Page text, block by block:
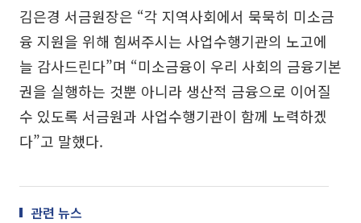
김은경 서금원장은 “각 지역사회에서 묵묵히 미소금
융 지원을 위해 힘써주시는 사업수행기관의 노고에
늘 감사드린다”며 “미소금융이 우리 사회의 금융기본
권을 실행하는 것뿐 아니라 생산적 금융으로 이어질
수 있도록 서금원과 사업수행기관이 함께 노력하겠
다”고 말했다.
관련 뉴스